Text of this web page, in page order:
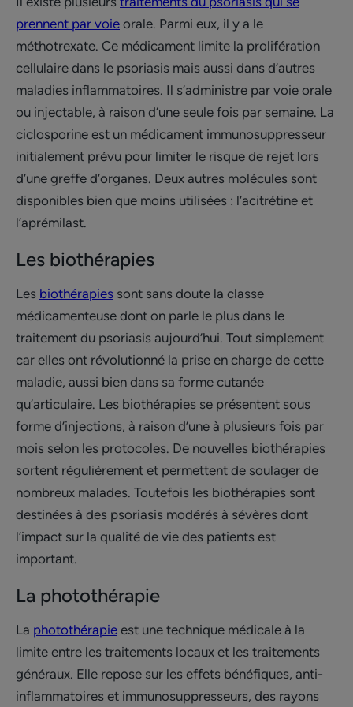
prennent par voie orale. Parmi eux, il y a le
méthotrexate. Ce médicament limite la prolifération
cellulaire dans le psoriasis mais aussi dans d’autres
maladies inflammatoires. Il s’administre par voie orale
ou injectable, à raison d’une seule fois par semaine. La
ciclosporine est un médicament immunosuppresseur
initialement prévu pour limiter le risque de rejet lors
d’une greffe d’organes. Deux autres molécules sont
disponibles bien que moins utilisées : l’acitrétine et
l’aprémilast.
Les biothérapies
Les biothérapies sont sans doute la classe
médicamenteuse dont on parle le plus dans le
traitement du psoriasis aujourd’hui. Tout simplement
car elles ont révolutionné la prise en charge de cette
maladie, aussi bien dans sa forme cutanée
qu’articulaire. Les biothérapies se présentent sous
forme d’injections, à raison d’une à plusieurs fois par
mois selon les protocoles. De nouvelles biothérapies
sortent régulièrement et permettent de soulager de
nombreux malades. Toutefois les biothérapies sont
destinées à des psoriasis modérés à sévères dont
l’impact sur la qualité de vie des patients est
important.
La photothérapie
La photothérapie est une technique médicale à la
limite entre les traitements locaux et les traitements
généraux. Elle repose sur les effets bénéfiques, anti-
inflammatoires et immunosuppresseurs, des rayons